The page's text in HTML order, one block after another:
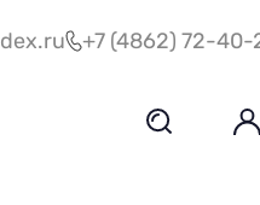
+7 (4862) 72-40-